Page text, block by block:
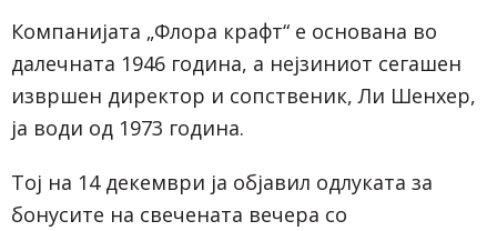
Компанијата „Флора крафт“ е основана во
далечната 1946 година, а нејзиниот сегашен
извршен директор и сопственик, Ли Шенхер,
ја води од 1973 година.
Тој на 14 декември ја објавил одлуката за
бонусите на свечената вечера со